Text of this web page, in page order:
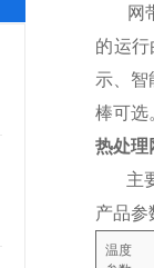
网带
的运
示、智
棒可选
热处理
主要
产品参
温度